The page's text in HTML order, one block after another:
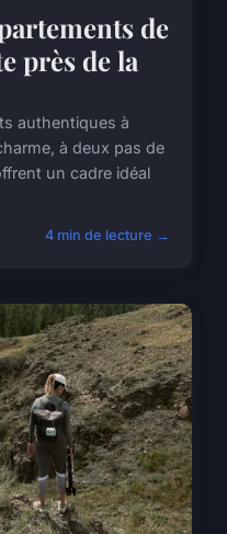
de
près de la
authentiques à
à deux pas de
un cadre idéal
4 min de lecture →